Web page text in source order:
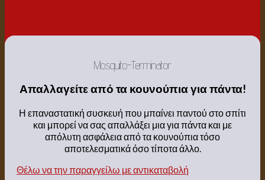
Μosquito-Τerminator
Απαλλαγείτε από τα κουνούπια για πάντα!
Η επαναστατική συσκευή που μπαίνει παντού στο σπίτι
και μπορεί να σας απαλλάξει μια για πάντα και με
απόλυτη ασφάλεια από τα κουνούπια τόσο
αποτελεσματικά όσο τίποτα άλλο.
Θέλω να την παραγγείλω με αντικαταβολή